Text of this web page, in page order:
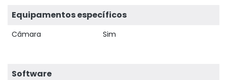
Equipamentos específicos
Câmara Sim
Software